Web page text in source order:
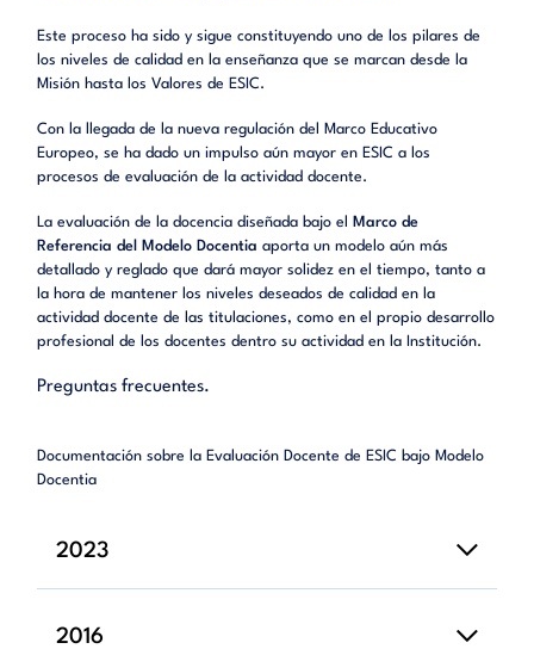
Este proceso ha sido y sigue constituyendo uno de los pilares de
los niveles de calidad en la enseñanza que se marcan desde la
Misión hasta los Valores de ESIC.
Con la llegada de la nueva regulación del Marco Educativo
Europeo, se ha dado un impulso aún mayor en ESIC a los
procesos de evaluación de la actividad docente.
La evaluación de la docencia diseñada bajo el
Marco de
Referencia del Modelo Docentia aporta un modelo aún más
detallado y reglado que dará mayor solidez en el tiempo, tanto a
la hora de mantener los niveles deseados de calidad en la
actividad docente de las titulaciones, como en el propio desarrollo
profesional de los docentes dentro su actividad en la Institución.
Preguntas frecuentes.
Documentación sobre la Evaluación Docente de ESIC bajo Modelo
Docentia
2023
2016